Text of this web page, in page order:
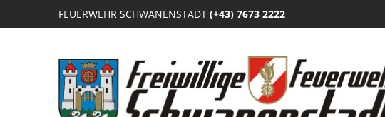
FEUERWEHR SCHWANENSTADT (+43) 7673 2222